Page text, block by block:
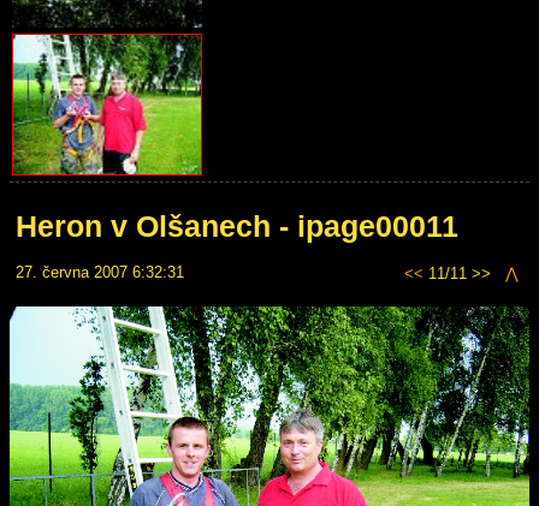
Heron v Olšanech - ipage00011
<< 11/11 >> ⋀
27. června 2007 6:32:31